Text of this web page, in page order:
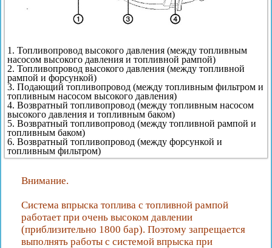
1. Топливопровод высокого давления (между топливным
насосом высокого давления и топливной рампой)
2. Топливопровод высокого давления (между топливной
рампой и форсункой)
3. Подающий топливопровод (между топливным фильтром и
топливным насосом высокого давления)
4. Возвратный топливопровод (между топливным насосом
высокого давления и топливным баком)
5. Возвратный топливопровод (между топливной рампой и
топливным баком)
6. Возвратный топливопровод (между форсункой и
топливным фильтром)
Внимание.
Система впрыска топлива с топливной рампой
работает при очень высоком давлении
(приблизительно 1800 бар). Поэтому запрещается
выполнять работы с системой впрыска при